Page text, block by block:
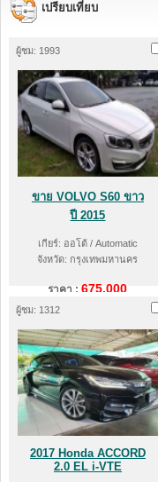
เปรียบเที่ยบ
ผู้ชม: 1993
ขาย VOLVO S60 ขาว
ปี 2015
เกียร์: ออโต้ / Automatic
จังหวัด: กรุงเทพมหานคร
ราคา :675,000
ผู้ชม: 1312
2017 Honda ACCORD
2.0 EL i-VTE